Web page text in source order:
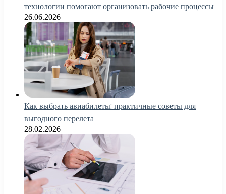
технологии помогают организовать рабочие процессы
26.06.2026
Как выбрать авиабилеты: практичные советы для
выгодного перелета
28.02.2026